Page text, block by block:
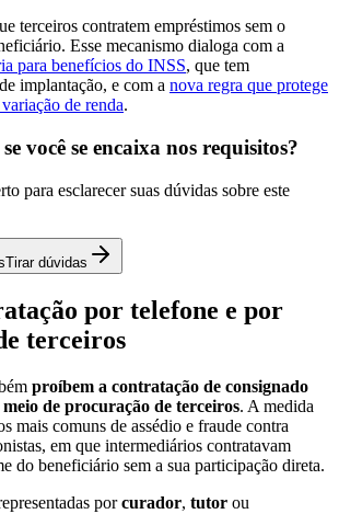
terceiros contratem empréstimos sem o
Esse mecanismo dialoga com a
para benefícios do INSS, que tem
implantação, e com a nova regra que protege
de renda.
você se encaixa nos requisitos?
para esclarecer suas dúvidas sobre este
Tirar dúvidas
por telefone e por
terceiros
proíbem a contratação de consignado
de procuração de terceiros. A medida
mais comuns de assédio e fraude contra
em que intermediários contratavam
do beneficiário sem a sua participação direta.
porcurador, tutor ou